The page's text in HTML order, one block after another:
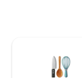
소에 머무는 내내 편
용하고 평화로운 환